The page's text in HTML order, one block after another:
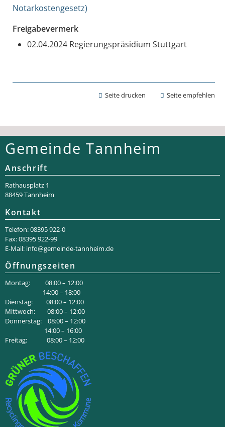
Notarkostengesetz)
Freigabevermerk
02.04.2024 Regierungspräsidium Stuttgart
Seite drucken Seite empfehlen
Gemeinde Tannheim
Anschrift
Rathaus­platz 1
88459 Tannheim
Kontakt
Telefon: 08395 922-0
Fax: 08395 922-99
E-Mail: info@gemeinde-tannheim.de
Öffnungszeiten
Montag: 08:00 – 12:00
14:00 – 18:00
Dienstag: 08:00 – 12:00
Mittwoch: 08:00 – 12:00
Donnerstag: 08:00 – 12:00
14:00 – 16:00
Freitag: 08:00 – 12:00